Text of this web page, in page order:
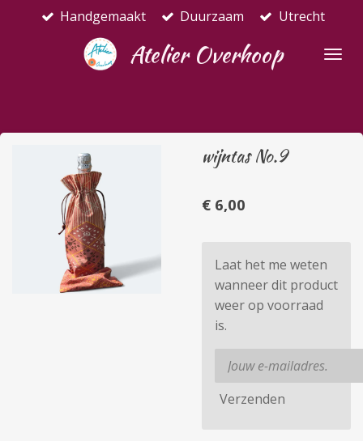
Atelier Overhoop
Handgemaakt Duurzaam Utrecht
wijntas No.9
€ 6,00
Laat het me weten
wanneer dit product
weer op voorraad
is.
Verzenden